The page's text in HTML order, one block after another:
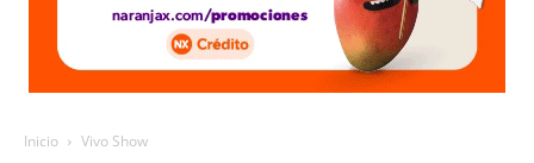
Inicio Vivo Show